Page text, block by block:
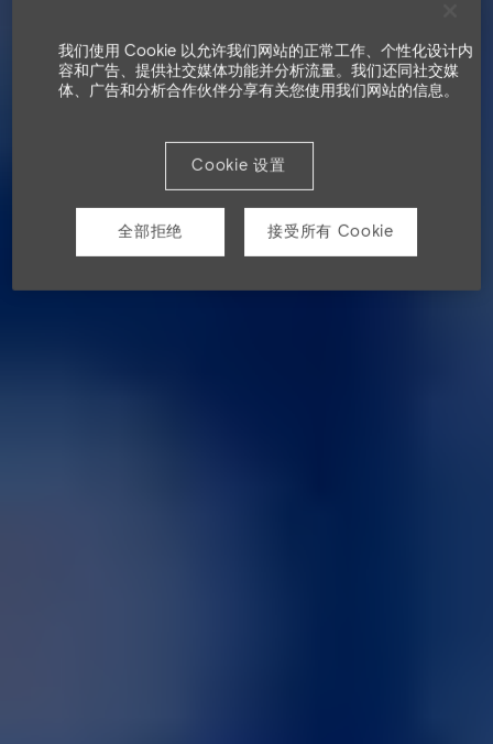
我们使用 Cookie 以允许我们网站的正常工作、个性化设计内
容和广告、提供社交媒体功能并分析流量。我们还同社交媒
体、广告和分析合作伙伴分享有关您使用我们网站的信息。
Cookie 设置
全部拒绝 接受所有 Cookie